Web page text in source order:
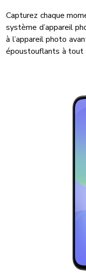
Capturez chaque
système d’appareil
à l’appareil photo
époustouflants à tout